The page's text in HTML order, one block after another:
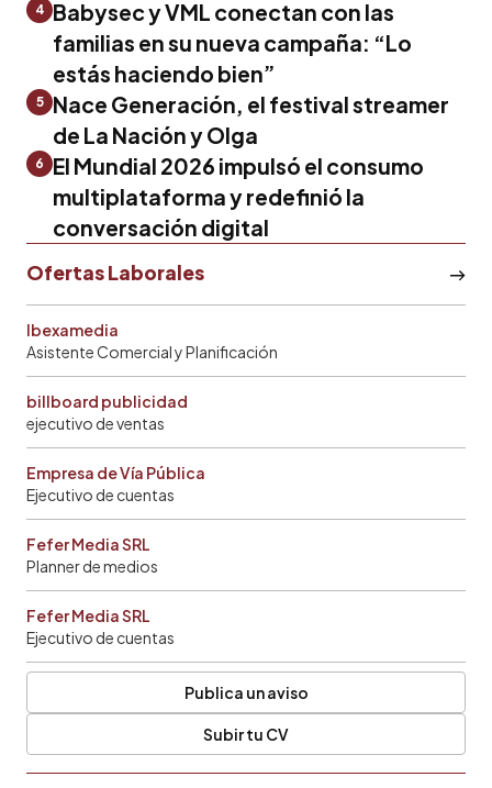
4 Babysec y VML conectan con las
familias en su nueva campaña: “Lo
estás haciendo bien”
5
Nace Generación, el festival streamer
de La Nación y Olga
6
El Mundial 2026 impulsó el consumo
multiplataforma y redefinió la
conversación digital
Ofertas Laborales
Ibexamedia
Asistente Comercial y Planificación
billboard publicidad
ejecutivo de ventas
Empresa de Vía Pública
Ejecutivo de cuentas
Fefer Media SRL
Planner de medios
Fefer Media SRL
Ejecutivo de cuentas
Publica un aviso
Subir tu CV